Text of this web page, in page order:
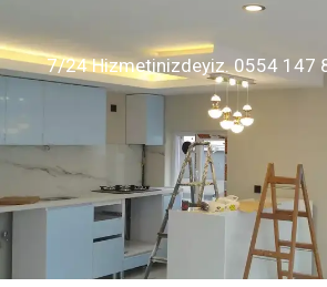
7/24 Hizmetinizdeyiz. 0554 147